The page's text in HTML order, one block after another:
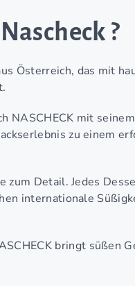
?
Österreich, das mit
mit
zu einem
Detail. Jedes
internationale
bringt süßen